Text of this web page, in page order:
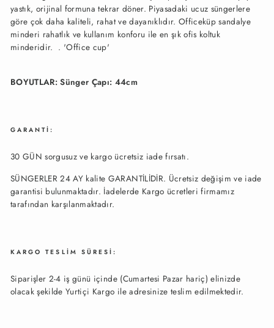
yastık, orijinal formuna tekrar döner. Piyasadaki ucuz süngerlere
göre çok daha kaliteli, rahat ve dayanıklıdır. Officeküp sandalye
minderi rahatlık ve kullanım konforu ile en şık ofis koltuk
minderidir. . 'Office cup'
BOYUTLAR: Sünger Çapı: 44cm
GARANTİ:
30 GÜN sorgusuz ve kargo ücretsiz iade fırsatı.
SÜNGERLER 24 AY kalite GARANTİLİDİR. Ücretsiz değişim ve iade
garantisi bulunmaktadır. İadelerde Kargo ücretleri firmamız
tarafından karşılanmaktadır.
KARGO TESLİM SÜRESİ:
Siparişler 2-4 iş günü içinde (Cumartesi Pazar hariç) elinizde
olacak şekilde Yurtiçi Kargo ile adresinize teslim edilmektedir.